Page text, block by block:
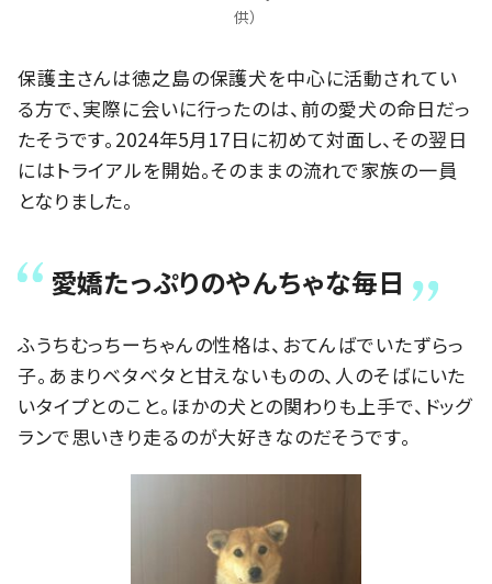
供）
保護主さんは徳之島の保護犬を中心に活動されてい
る方で、実際に会いに行ったのは、前の愛犬の命日だっ
たそうです。2024年5月17日に初めて対面し、その翌日
にはトライアルを開始。そのままの流れで家族の一員
となりました。
愛嬌たっぷりのやんちゃな毎日
ふうちむっちーちゃんの性格は、おてんばでいたずらっ
子。あまりベタベタと甘えないものの、人のそばにいた
いタイプとのこと。ほかの犬との関わりも上手で、ドッグ
ランで思いきり走るのが大好きなのだそうです。